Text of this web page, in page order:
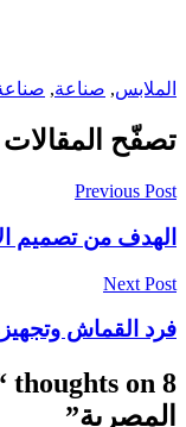
الملابس, صناعة,
تصفّح المقالات
Previous Post
الهدف من تصميم
Next Post
فرد القماش
8 thoughts on “
المصرية”